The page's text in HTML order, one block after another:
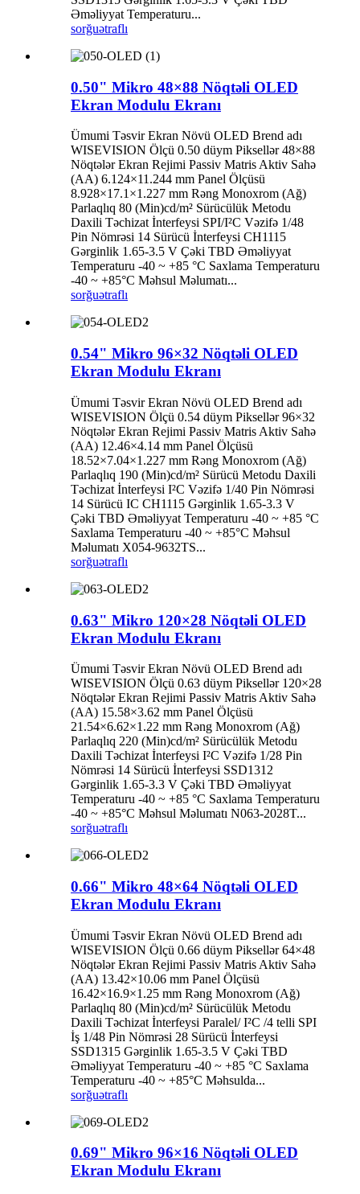
Əməliyyat Temperaturu...
sorğuətraflı
0.50" Mikro 48×88 Nöqtəli OLED
Ekran Modulu Ekranı
Ümumi Təsvir Ekran Növü OLED Brend adı
WISEVISION Ölçü 0.50 düym Piksellər 48×88
Nöqtələr Ekran Rejimi Passiv Matris Aktiv Sahə
(AA) 6.124×11.244 mm Panel Ölçüsü
8.928×17.1×1.227 mm Rəng Monoxrom (Ağ)
Parlaqlıq 80 (Min)cd/m² Sürücülük Metodu
Daxili Təchizat İnterfeysi SPI/I²C Vəzifə 1/48
Pin Nömrəsi 14 Sürücü İnterfeysi CH1115
Gərginlik 1.65-3.5 V Çəki TBD Əməliyyat
Temperaturu -40 ~ +85 °C Saxlama Temperaturu
-40 ~ +85°C Məhsul Məlumatı...
sorğuətraflı
0.54" Mikro 96×32 Nöqtəli OLED
Ekran Modulu Ekranı
Ümumi Təsvir Ekran Növü OLED Brend adı
WISEVISION Ölçü 0.54 düym Piksellər 96×32
Nöqtələr Ekran Rejimi Passiv Matris Aktiv Sahə
(AA) 12.46×4.14 mm Panel Ölçüsü
18.52×7.04×1.227 mm Rəng Monoxrom (Ağ)
Parlaqlıq 190 (Min)cd/m² Sürücü Metodu Daxili
Təchizat İnterfeysi I²C Vəzifə 1/40 Pin Nömrəsi
14 Sürücü IC CH1115 Gərginlik 1.65-3.3 V
Çəki TBD Əməliyyat Temperaturu -40 ~ +85 °C
Saxlama Temperaturu -40 ~ +85°C Məhsul
Məlumatı X054-9632TS...
sorğuətraflı
0.63" Mikro 120×28 Nöqtəli OLED
Ekran Modulu Ekranı
Ümumi Təsvir Ekran Növü OLED Brend adı
WISEVISION Ölçü 0.63 düym Piksellər 120×28
Nöqtələr Ekran Rejimi Passiv Matris Aktiv Sahə
(AA) 15.58×3.62 mm Panel Ölçüsü
21.54×6.62×1.22 mm Rəng Monoxrom (Ağ)
Parlaqlıq 220 (Min)cd/m² Sürücülük Metodu
Daxili Təchizat İnterfeysi I²C Vəzifə 1/28 Pin
Nömrəsi 14 Sürücü İnterfeysi SSD1312
Gərginlik 1.65-3.3 V Çəki TBD Əməliyyat
Temperaturu -40 ~ +85 °C Saxlama Temperaturu
-40 ~ +85°C Məhsul Məlumatı N063-2028T...
sorğuətraflı
0.66" Mikro 48×64 Nöqtəli OLED
Ekran Modulu Ekranı
Ümumi Təsvir Ekran Növü OLED Brend adı
WISEVISION Ölçü 0.66 düym Piksellər 64×48
Nöqtələr Ekran Rejimi Passiv Matris Aktiv Sahə
(AA) 13.42×10.06 mm Panel Ölçüsü
16.42×16.9×1.25 mm Rəng Monoxrom (Ağ)
Parlaqlıq 80 (Min)cd/m² Sürücülük Metodu
Daxili Təchizat İnterfeysi Paralel/ I²C /4 telli SPI
İş 1/48 Pin Nömrəsi 28 Sürücü İnterfeysi
SSD1315 Gərginlik 1.65-3.5 V Çəki TBD
Əməliyyat Temperaturu -40 ~ +85 °C Saxlama
Temperaturu -40 ~ +85°C Məhsulda...
sorğuətraflı
0.69" Mikro 96×16 Nöqtəli OLED
Ekran Modulu Ekranı